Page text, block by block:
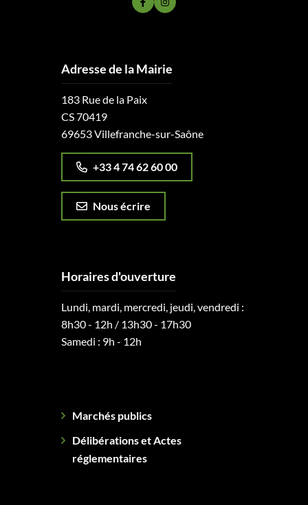
Lien vers le compte Facebook
Lien vers le compte Instagram
Adresse de la Mairie
183 Rue de la Paix
CS 70419
69653 Villefranche-sur-Saône
+33 4 74 62 60 00
Nous écrire
Horaires d'ouverture
Lundi, mardi, mercredi, jeudi, vendredi :
8h30 - 12h / 13h30 - 17h30
Samedi : 9h - 12h
Marchés publics
Délibérations et Actes
réglementaires